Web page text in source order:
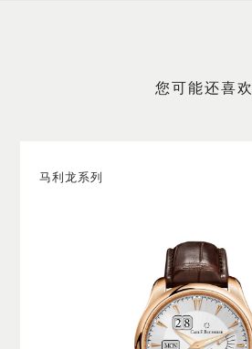
您可能还喜欢
马利龙系列